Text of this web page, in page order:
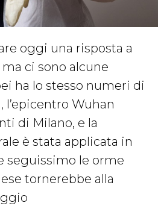
oggi una risposta a
ci sono alcune
ha lo stesso numeri di
l’epicentro Wuhan
di Milano, e la
è stata applicata in
seguissimo le orme
tornerebbe alla